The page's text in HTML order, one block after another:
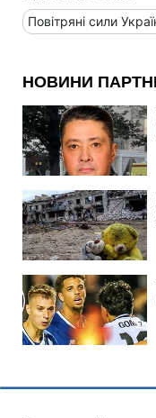
Повітряні сили